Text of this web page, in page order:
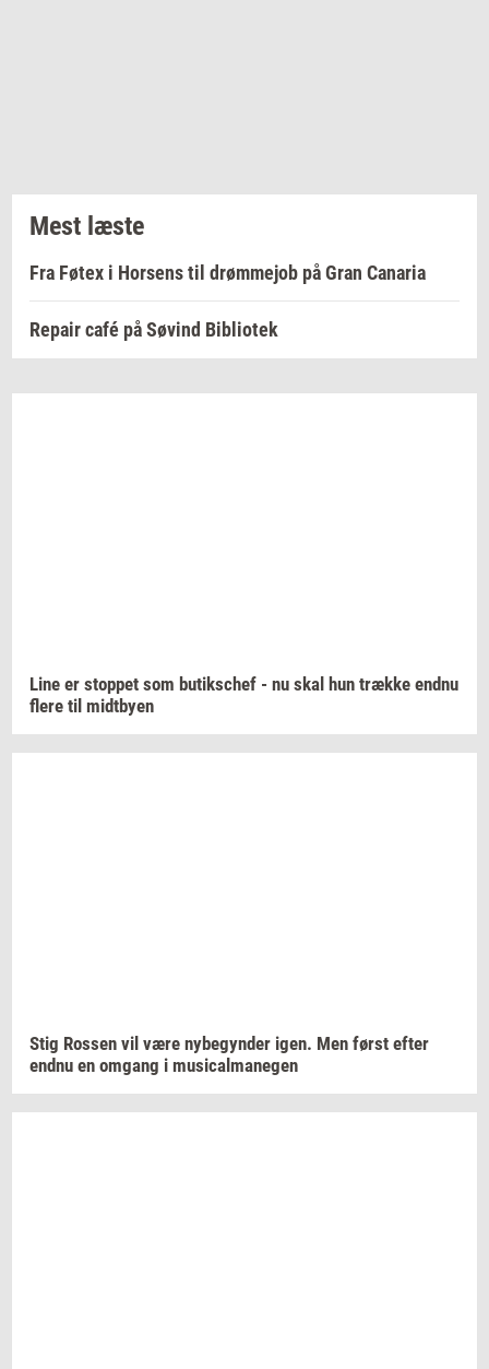
Mest læste
Fra Føtex i Horsens til drømmejob på Gran Canaria
Repair café på Søvind Bibliotek
Line er stop­pet som bu­tiks­chef - nu skal hun træk­ke endnu
flere til midt­by­en
Stig Ros­sen vil være ny­be­gyn­der igen. Men først efter
endnu en om­gang i mu­si­cal­ma­ne­gen